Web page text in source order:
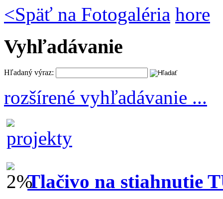
<Späť na Fotogaléria hore
Vyhľadávanie
Hľadaný výraz:
rozšírené vyhľadávanie ...
Tlačivo na stiahnutie